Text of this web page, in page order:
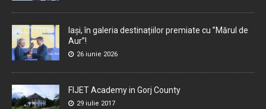
Iași, în galeria destinațiilor premiate cu ”Mărul de
Aur”!
26 iunie 2026
FIJET Academy in Gorj County
29 iulie 2017